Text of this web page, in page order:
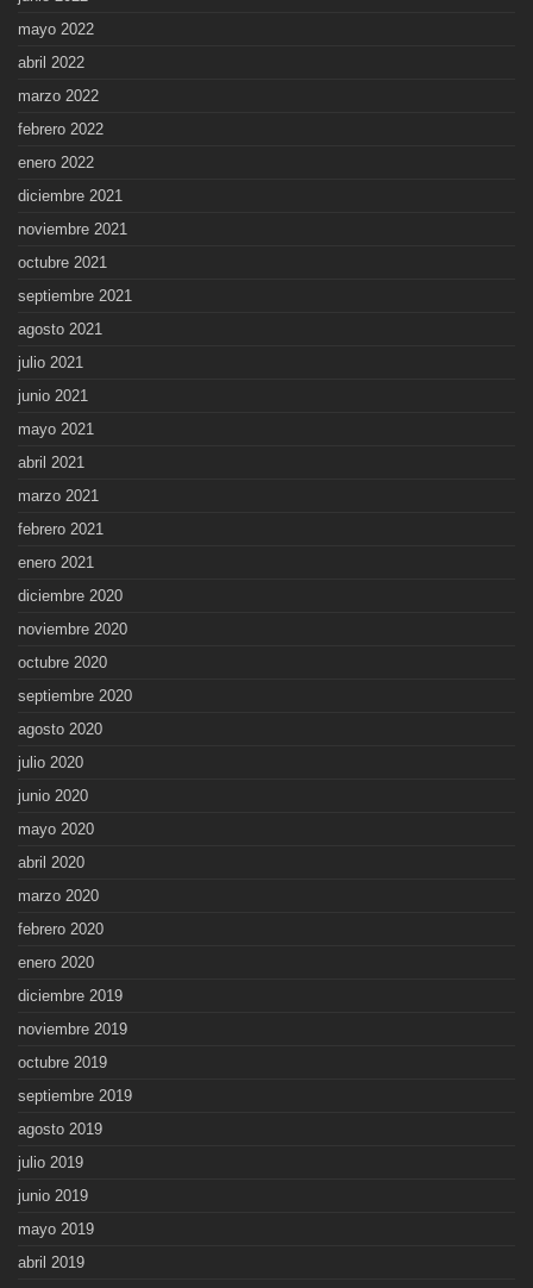
mayo 2022
abril 2022
marzo 2022
febrero 2022
enero 2022
diciembre 2021
noviembre 2021
octubre 2021
septiembre 2021
agosto 2021
julio 2021
junio 2021
mayo 2021
abril 2021
marzo 2021
febrero 2021
enero 2021
diciembre 2020
noviembre 2020
octubre 2020
septiembre 2020
agosto 2020
julio 2020
junio 2020
mayo 2020
abril 2020
marzo 2020
febrero 2020
enero 2020
diciembre 2019
noviembre 2019
octubre 2019
septiembre 2019
agosto 2019
julio 2019
junio 2019
mayo 2019
abril 2019